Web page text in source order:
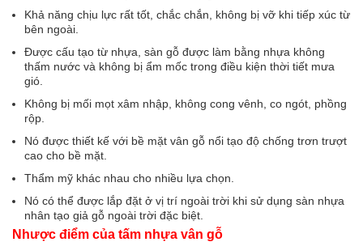
Khả năng chịu lực rất tốt, chắc chắn, không bị vỡ khi tiếp xúc từ
bên ngoài.
Được cấu tạo từ nhựa, sàn gỗ được làm bằng nhựa không
thấm nước và không bị ẩm mốc trong điều kiện thời tiết mưa
gió.
Không bị mối mọt xâm nhập, không cong vênh, co ngót, phồng
rộp.
Nó được thiết kế với bề mặt vân gỗ nổi tạo độ chống trơn trượt
cao cho bề mặt.
Thẩm mỹ khác nhau cho nhiều lựa chọn.
Nó có thể được lắp đặt ở vị trí ngoài trời khi sử dụng sàn nhựa
nhân tạo giả gỗ ngoài trời đặc biệt.
Nhược điểm của tấm nhựa vân gỗ